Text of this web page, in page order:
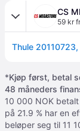
CS
59 kr
*Kjøp først, betal
48 måneders
10 000 NOK
på 21.9 % har en
beløper seg til 11